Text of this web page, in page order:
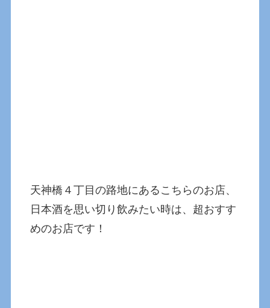
天神橋４丁目の路地にあるこちらのお店、
日本酒を思い切り飲みたい時は、超おすす
めのお店です！